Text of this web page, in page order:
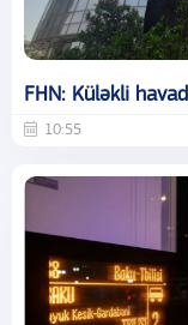
FHN: Küləkli
10:55